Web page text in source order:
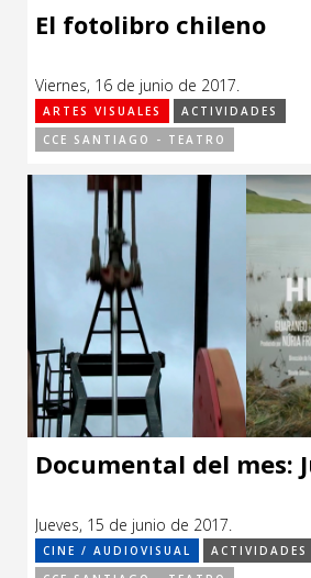
El fotolibro chileno
Viernes, 16 de junio de 2017.
ARTES VISUALES
ACTIVIDADES
CCE SANTIAGO - TEATRO
Documental del mes:
Jueves, 15 de junio de 2017.
CINE / AUDIOVISUAL
ACTIVIDADES